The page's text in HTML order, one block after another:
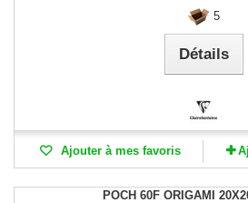
5
Détails
Ajouter à mes favoris
POCH 60F ORIGAMI